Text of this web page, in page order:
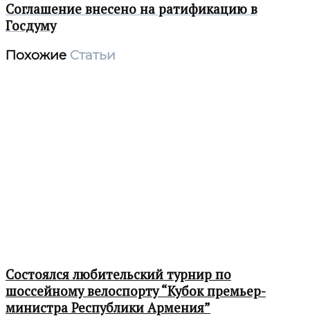
Соглашение внесено на ратификацию в
Госдуму
Похожие Статьи
Состоялся любительский турнир по
шоссейному велоспорту “Кубок премьер-
министра Республики Армения”